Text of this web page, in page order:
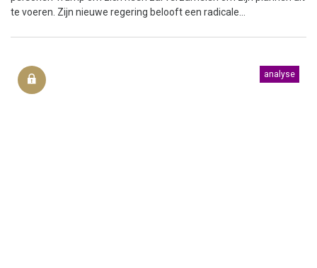
te voeren. Zijn nieuwe regering belooft een radicale...
analyse